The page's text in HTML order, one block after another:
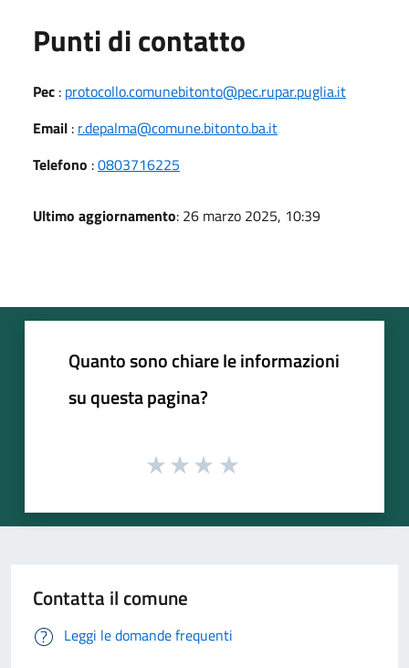
Punti di contatto
Pec : protocollo.comunebitonto@pec.rupar.puglia.it
Email : r.depalma@comune.bitonto.ba.it
Telefono :0803716225
Ultimo aggiornamento: 26 marzo 2025, 10:39
Quanto sono chiare le informazioni
su questa pagina?
Contatta il comune
Leggi le domande frequenti